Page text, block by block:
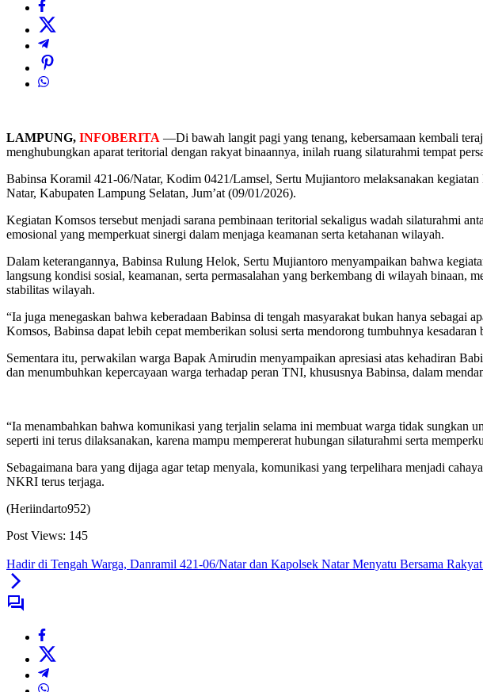
LAMPUNG, INFOBERITA —Di bawah langit pagi yang tenang, kebersamaan kembali
menghubungkan aparat teritorial dengan rakyat binaannya, inilah ruang silaturahmi tempat
Babinsa Koramil 421-06/Natar, Kodim 0421/Lamsel, Sertu Mujiantoro melaksanakan
Natar, Kabupaten Lampung Selatan, Jum’at (09/01/2026).
Kegiatan Komsos tersebut menjadi sarana pembinaan teritorial sekaligus wadah silaturahmi
emosional yang memperkuat sinergi dalam menjaga keamanan serta ketahanan wilayah.
Dalam keterangannya, Babinsa Rulung Helok, Sertu Mujiantoro menyampaikan bahwa
langsung kondisi sosial, keamanan, serta permasalahan yang berkembang di wilayah binaan,
stabilitas wilayah.
“Ia juga menegaskan bahwa keberadaan Babinsa di tengah masyarakat bukan hanya sebagai
Komsos, Babinsa dapat lebih cepat memberikan solusi serta mendorong tumbuhnya
Sementara itu, perwakilan warga Bapak Amirudin menyampaikan apresiasi atas kehadiran
dan menumbuhkan kepercayaan warga terhadap peran TNI, khususnya Babinsa, dalam
“Ia menambahkan bahwa komunikasi yang terjalin selama ini membuat warga tidak sungkan
seperti ini terus dilaksanakan, karena mampu mempererat hubungan silaturahmi serta
Sebagaimana bara yang dijaga agar tetap menyala, komunikasi yang terpelihara menjadi
NKRI terus terjaga.
(Heriindarto952)
Post Views: 145
Hadir di Tengah Warga, Danramil 421-06/Natar dan Kapolsek Natar Menyatu Bersama